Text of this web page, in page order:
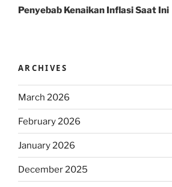
Post
Penyebab Kenaikan Inflasi Saat Ini
ARCHIVES
March 2026
February 2026
January 2026
December 2025